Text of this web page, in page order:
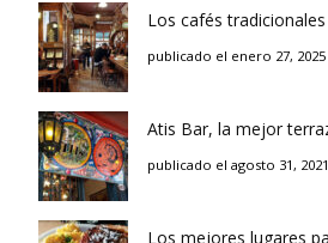
Los cafés
publicado el enero 27, 2025
Atis Bar, la mejor
publicado el agosto 31, 2021
Los mejores lugares